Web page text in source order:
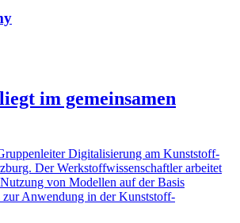
im gemeinsamen
Digitalisierung am Kunststoff-
Der Werkstoffwissenschaftler arbeitet
von Modellen auf der Basis
zur Anwendung in der Kunststoff-